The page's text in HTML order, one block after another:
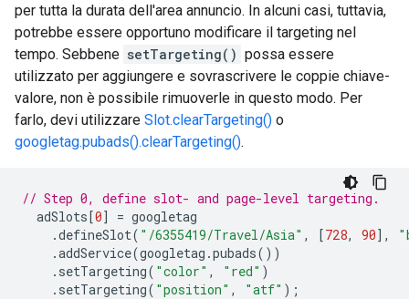
per tutta la durata dell'area annuncio. In alcuni casi, tuttavia,
potrebbe essere opportuno modificare il targeting nel
tempo. Sebbene setTargeting() possa essere
utilizzato per aggiungere e sovrascrivere le coppie chiave-
valore, non è possibile rimuoverle in questo modo. Per
farlo, devi utilizzare Slot.clearTargeting() o
googletag.pubads().clearTargeting().
// Step 0, define slot- and page-level targeting.
adSlots[0] = googletag
.defineSlot( "/6355419/Travel/Asia" , [728, 90],
.addService(googletag .pubads())
. setTargeting( "color" , "red" )
. setTargeting( "position" , "atf" );